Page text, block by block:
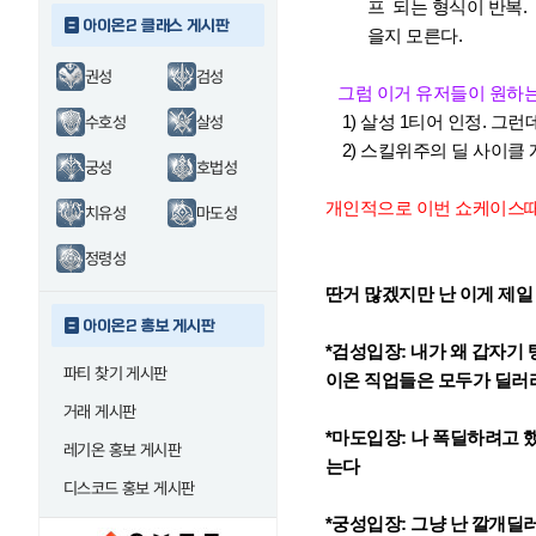
아이온2 클래스 게시판
권성 검성
수호성 살성
궁성 호법성
치유성 마도성
정령성
아이온2 홍보 게시판
파티 찾기 게시판
거래 게시판
레기온 홍보 게시판
디스코드 홍보 게시판
프 되는 형식이 반복.
을지 모른다.
그럼 이거 유저들이 원하
1) 살성 1티어 인정. 그런
2) 스킬위주의 딜 사이클
개인적으로 이번 쇼케이스
딴거 많겠지만 난 이게 제
*검성입장: 내가 왜 갑자기
이온 직업들은 모두가 딜
*마도입장: 나 폭딜하려고
는다
*궁성입장: 그냥 난 깔개딜